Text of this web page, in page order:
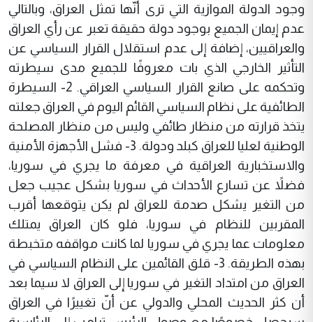
وجود الدولة الموازية التي ترى أنّها تمثل العراق، وبالتالي
عدم إيمان الجميع بوجود دولة حقيقة تعبر عن رأي العراق
والعراقيين، إضافة إلى عدم استقلال القرار السياسي عن
التأثير الخارجي الذي بات معروفًا للجميع مدى سيطرته
وتحكمه على صانع القرار السياسي العراقي. 2- السيطرة
الطائفية على نظام السياسي القائم اليوم في العراق جعلته
يتخذ قرارته من منظار طائفي وليس من منظار المصلحة
الوطنية لعليا للعراق كبلد ودولة. 3- فشل الأجهزة الأمنية
والاستخبارية العراقية في معرفة ما يجري في سوريا،
فضلاً عن تسارع الأحداث في سوريا بشكل عجيب جعل
من التغير يشكل صدمة للعراق لم يكن يتوقعها أقرب
المقربين للنظام في سوريا، فلو كان العراق يمتلك
معلومات عما يجري في سوريا لما كانت مواقفه متخبطة
بهذه الطريقة. 3- قلق القائمين على النظام السياسي في
العراق من امتداد التغير في سوريا إلى العراق لا سيما بعد
أن كثر الحديث المحلي والدولي عن أنّ تغييرًا في العراق